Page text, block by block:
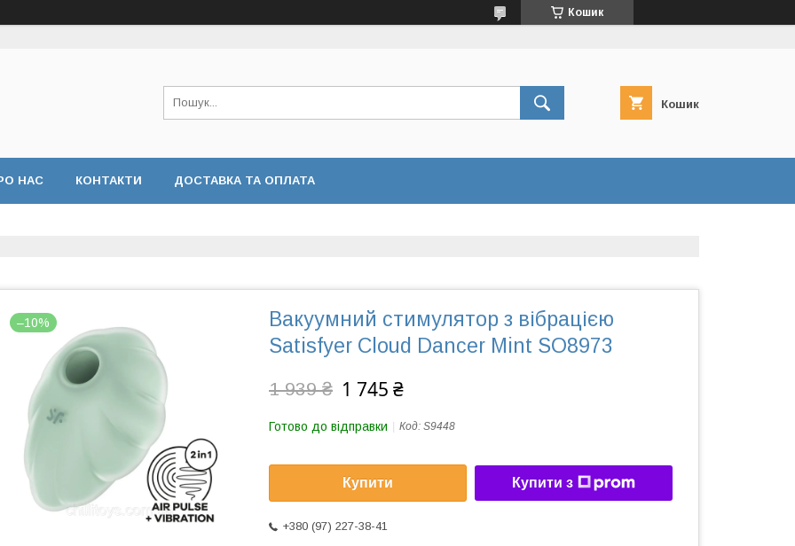
Кошик
Кошик
НАС КОНТАКТИ ДОСТАВКА ТА ОПЛАТА
–10%
Вакуумний стимулятор з вібрацією
Satisfyer Cloud Dancer Mint SO8973
1 939 ₴ 1 745 ₴
Готово до відправки Код: S9448
Купити Купити з
+380 (97) 227-38-41